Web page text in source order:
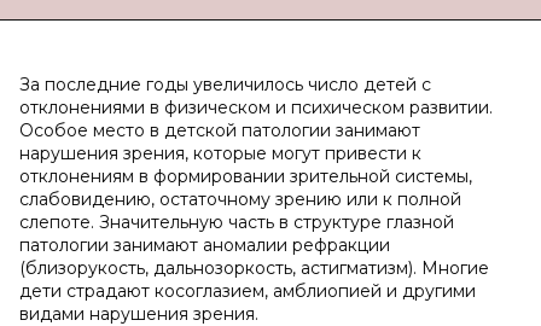
За последние годы увеличилось число детей с
отклонениями в физическом и психическом развитии.
Особое место в детской патологии занимают
нарушения зрения, которые могут привести к
отклонениям в формировании зрительной системы,
слабовидению, остаточному зрению или к полной
слепоте. Значительную часть в структуре глазной
патологии занимают аномалии рефракции
(близорукость, дальнозоркость, астигматизм). Многие
дети страдают косоглазием, амблиопией и другими
видами нарушения зрения.